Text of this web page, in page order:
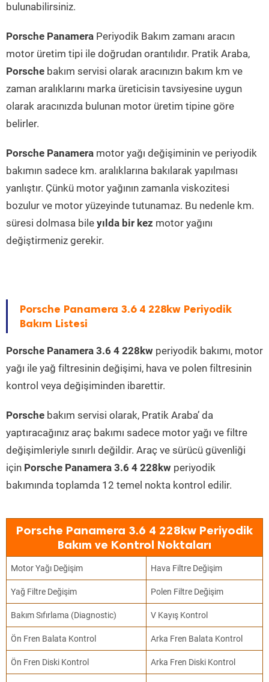
bulunabilirsiniz.
Porsche Panamera Periyodik Bakım zamanı aracın
motor üretim tipi ile doğrudan orantılıdır. Pratik Araba,
Porsche bakım servisi olarak aracınızın bakım km ve
zaman aralıklarını marka üreticisin tavsiyesine uygun
olarak aracınızda bulunan motor üretim tipine göre
belirler.
Porsche Panamera motor yağı değişiminin ve periyodik
bakımın sadece km. aralıklarına bakılarak yapılması
yanlıştır. Çünkü motor yağının zamanla viskozitesi
bozulur ve motor yüzeyinde tutunamaz. Bu nedenle km.
süresi dolmasa bile yılda bir kez motor yağını
değiştirmeniz gerekir.
Porsche Panamera 3.6 4 228kw Periyodik
Bakım Listesi
Porsche Panamera 3.6 4 228kw periyodik bakımı, motor
yağı ile yağ filtresinin değişimi, hava ve polen filtresinin
kontrol veya değişiminden ibarettir.
Porsche bakım servisi olarak, Pratik Araba’ da
yaptıracağınız araç bakımı sadece motor yağı ve filtre
değişimleriyle sınırlı değildir. Araç ve sürücü güvenliği
için Porsche Panamera 3.6 4 228kw periyodik
bakımında toplamda 12 temel nokta kontrol edilir.
Porsche Panamera 3.6 4 228kw Periyodik
Bakım ve Kontrol Noktaları
Motor Yağı Değişim Hava Filtre Değişim
Yağ Filtre Değişim Polen Filtre Değişim
Bakım Sıfırlama (Diagnostic) V Kayış Kontrol
Ön Fren Balata Kontrol Arka Fren Balata Kontrol
Ön Fren Diski Kontrol Arka Fren Diski Kontrol